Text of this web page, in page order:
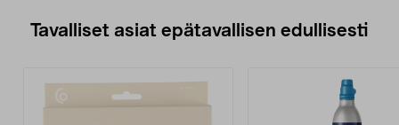
Tavalliset asiat epätavallisen edullisesti